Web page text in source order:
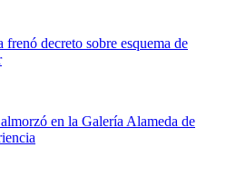
decreto sobre esquema de
en la Galería Alameda de